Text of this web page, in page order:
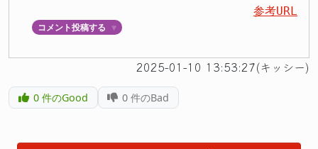
参考URL
コメント投稿する ▼
2025-01-10 13:53:27(キッシー)
0件のGood 0 件のBad